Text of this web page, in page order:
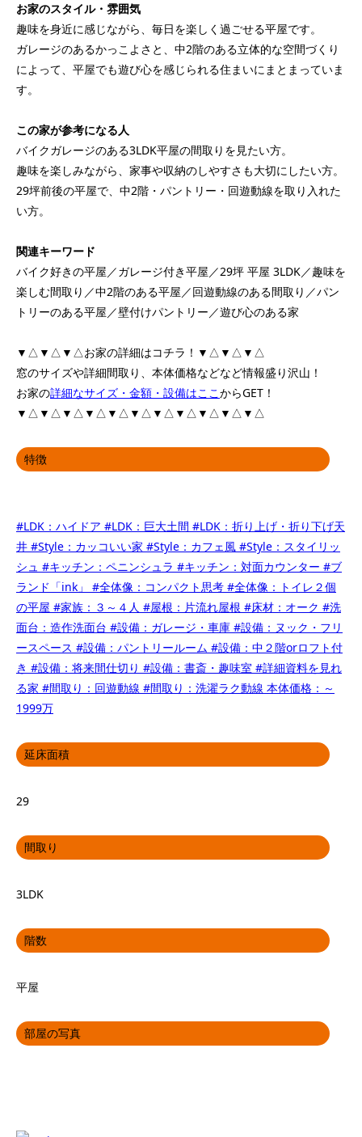
お家のスタイル・雰囲気
趣味を身近に感じながら、毎日を楽しく過ごせる平屋です。
ガレージのあるかっこよさと、中2階のある立体的な空間づくり
によって、平屋でも遊び心を感じられる住まいにまとまっていま
す。
この家が参考になる人
バイクガレージのある3LDK平屋の間取りを見たい方。
趣味を楽しみながら、家事や収納のしやすさも大切にしたい方。
29坪前後の平屋で、中2階・パントリー・回遊動線を取り入れた
い方。
関連キーワード
バイク好きの平屋／ガレージ付き平屋／29坪 平屋 3LDK／趣味を
楽しむ間取り／中2階のある平屋／回遊動線のある間取り／パン
トリーのある平屋／壁付けパントリー／遊び心のある家
▼△▼△▼△お家の詳細はコチラ！▼△▼△▼△
窓のサイズや詳細間取り、本体価格などなど情報盛り沢山！
お家の詳細なサイズ・金額・設備はここからGET！
▼△▼△▼△▼△▼△▼△▼△▼△▼△▼△▼△
特徴
#LDK：ハイドア #LDK：巨大土間 #LDK：折り上げ・折り下げ天
井 #Style：カッコいい家 #Style：カフェ風 #Style：スタイリッ
シュ #キッチン：ペニンシュラ #キッチン：対面カウンター #ブ
ランド「ink」 #全体像：コンパクト思考 #全体像：トイレ２個
の平屋 #家族：３～４人 #屋根：片流れ屋根 #床材：オーク #洗
面台：造作洗面台 #設備：ガレージ・車庫 #設備：ヌック・フリ
ースペース #設備：パントリールーム #設備：中２階orロフト付
き #設備：将来間仕切り #設備：書斎・趣味室 #詳細資料を見れ
る家 #間取り：回遊動線 #間取り：洗濯ラク動線 本体価格：～
1999万
延床面積
29
間取り
3LDK
階数
平屋
部屋の写真